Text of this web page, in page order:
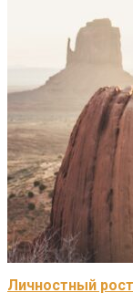
Личностный рост